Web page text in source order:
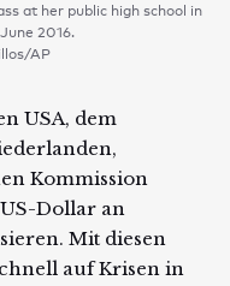
at her public high school in
2016.
AP
USA, dem
Kommission
Dollar an
Mit diesen
auf Krisen in